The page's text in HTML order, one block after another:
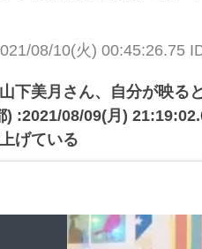
08/10(火) 00:45:26.75
山下美月さん、自分が映
) :2021/08/09(月)
げている